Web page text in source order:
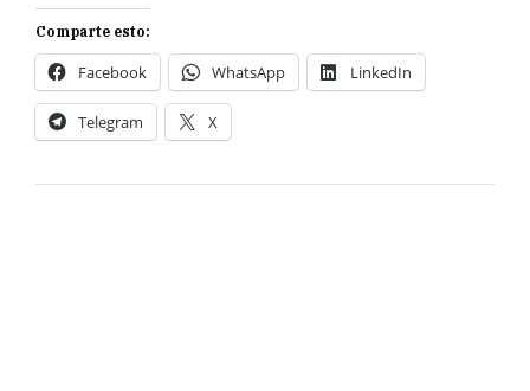
Comparte esto:
Facebook WhatsApp LinkedIn
Telegram X